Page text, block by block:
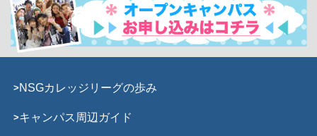
NSGカレッジリーグの歩み
キャンパス周辺ガイド